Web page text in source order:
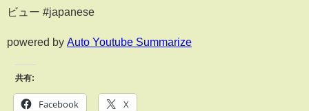
ビュー #japanese
powered by Auto Youtube Summarize
共有:
Facebook X